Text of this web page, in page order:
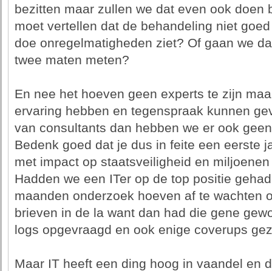
bezitten maar zullen we dat even ook doen
moet vertellen dat de behandeling niet
doe onregelmatigheden ziet? Of gaan we
twee maten meten?
En nee het hoeven geen experts te zijn
ervaring hebben en tegenspraak kunnen
van consultants dan hebben we er ook
Bedenk goed dat je dus in feite een eerste
met impact op staatsveiligheid en
Hadden we een ITer op de top positie
maanden onderzoek hoeven af te wachten
brieven in de la want dan had die gene
logs opgevraagd en ook enige coverups
Maar IT heeft een ding hoog in vaandel en